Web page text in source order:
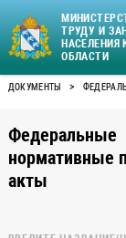
ТРУДУ И
НАСЕЛЕНИЯ
ОБЛАСТИ
ДОКУМЕНТЫ >
Федеральные
нормативные
акты